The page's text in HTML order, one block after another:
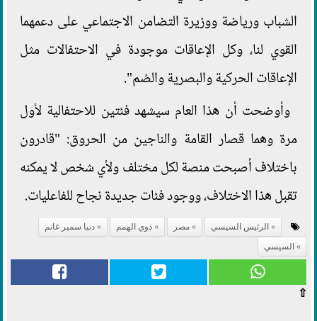
الشباب ورياضة ووزيرة التضامن الاجتماعي على دعمهما
القوي لنا، وكل الإعاقات موجودة في الاحتفالات مثل
الإعاقات الحركية والبصرية والصُم".
وأوضحت أن هذا العام سيشهد فئتين للاحتفالية لأول
مرة وهما قصار القامة والناجين من الحروق: "قادرون
باختلاف أصبحت منصة لكل مختلف ولأي شخص لا يمكنه
تقبل هذا الاختلاف، ووجود فئات جديدة نجاح للفاعليات.
الرئيس السيسي مصر ذوي الهمم
دنيا سمير غانم
السيسي
⇧